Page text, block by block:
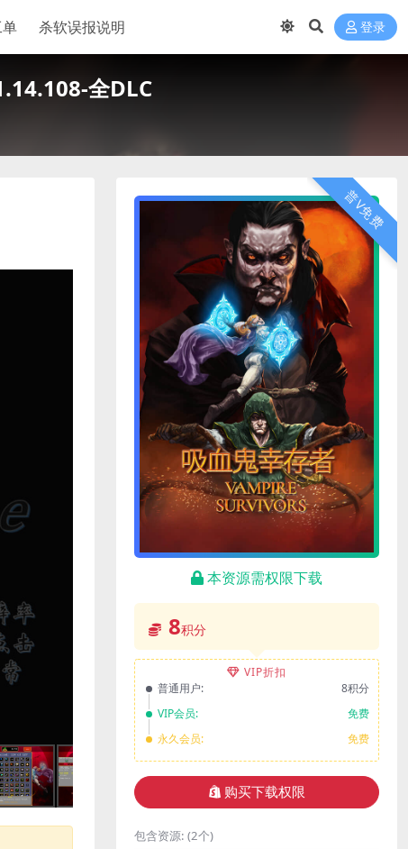
杀软误报说明 登录
全DLC
普V免费
本资源需权限下载
8积分
VIP折扣
普通用户:
8积分
VIP会员:
免费
永久会员:
免费
购买下载权限
包含资源: (2个)